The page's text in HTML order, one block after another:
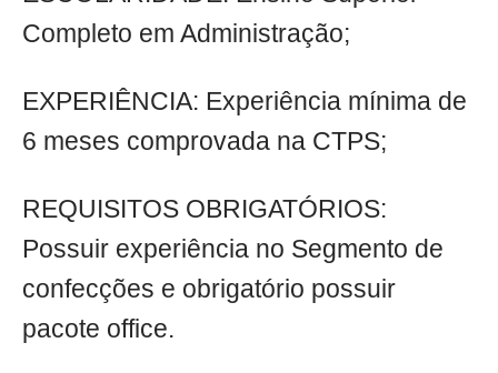
Completo em Administração;
EXPERIÊNCIA: Experiência mínima de
6 meses comprovada na CTPS;
REQUISITOS OBRIGATÓRIOS:
Possuir experiência no Segmento de
confecções e obrigatório possuir
pacote office.